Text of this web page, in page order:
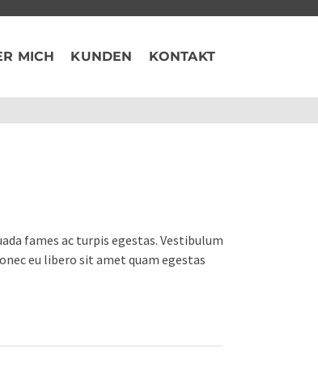
MICH KUNDEN KONTAKT
fames ac turpis egestas. Vestibulum
eu libero sit amet quam egestas